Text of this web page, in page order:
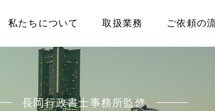
私たちについて 取扱業務 ご依頼の
長岡行政書士事務所監修